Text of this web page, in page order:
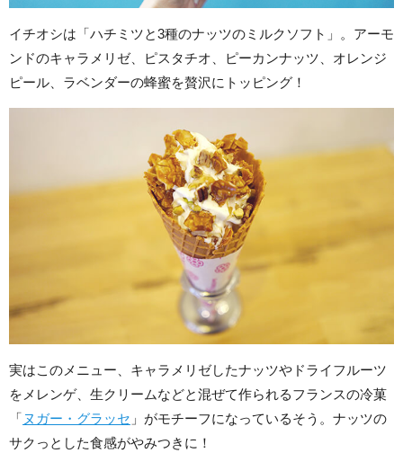
イチオシは「ハチミツと3種のナッツのミルクソフト」。アーモ
ンドのキャラメリゼ、ピスタチオ、ピーカンナッツ、オレンジ
ピール、ラベンダーの蜂蜜を贅沢にトッピング！
実はこのメニュー、キャラメリゼしたナッツやドライフルーツ
をメレンゲ、生クリームなどと混ぜて作られるフランスの冷菓
「 ヌガー・グラッセ 」がモチーフになっているそう。ナッツの
サクっとした食感がやみつきに！